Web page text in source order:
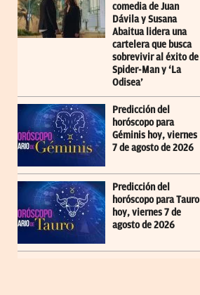
comedia de Juan
Dávila y Susana
Abaitua lidera una
cartelera que busca
sobrevivir al éxito de
Spider-Man y ‘La
Odisea’
Predicción del
horóscopo para
Géminis hoy, viernes
7 de agosto de 2026
Predicción del
horóscopo para Tauro
hoy, viernes 7 de
agosto de 2026